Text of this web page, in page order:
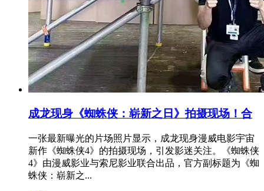
成龙现身《蜘蛛侠：崭新之日》拍摄现场！合
一张最新曝光的片场照片显示，成龙现身漫威电影宇宙
新作《蜘蛛侠4》的拍摄现场，引发影迷关注。《蜘蛛侠
4》由漫威影业与索尼影业联合出品，官方副标题为《蜘
蛛侠：崭新之...